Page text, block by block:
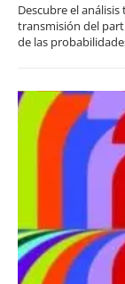
Descubre el
transmisión del
de las